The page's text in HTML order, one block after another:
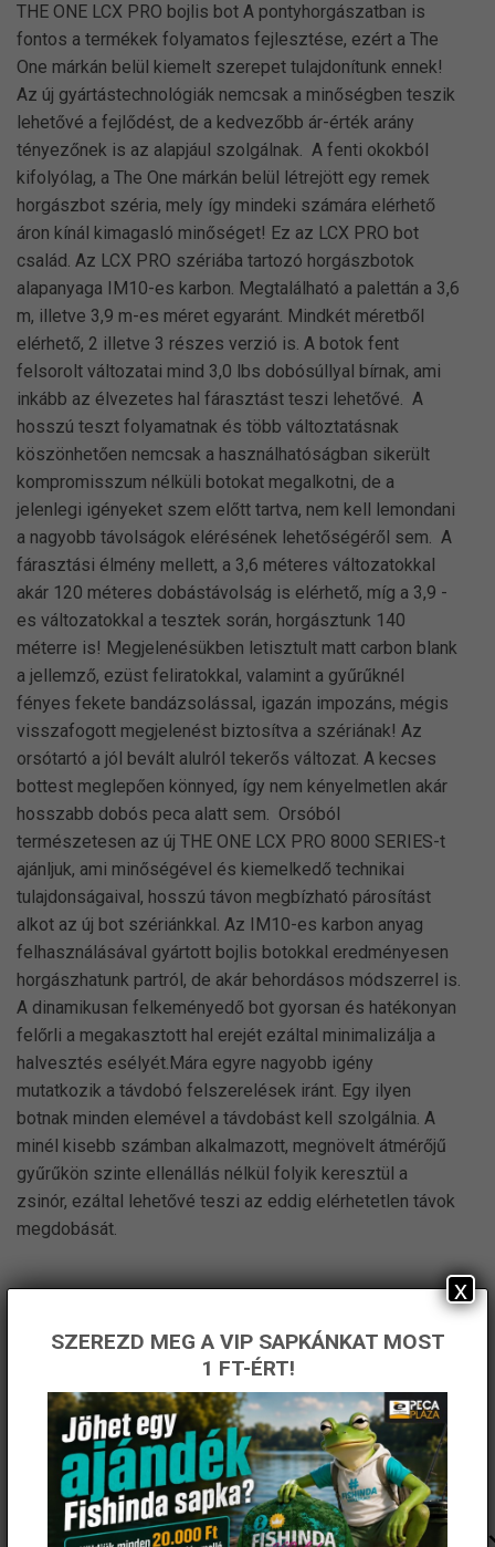
THE ONE LCX PRO bojlis bot A pontyhorgászatban is
fontos a termékek folyamatos fejlesztése, ezért a The
One márkán belül kiemelt szerepet tulajdonítunk ennek!
Az új gyártástechnológiák nemcsak a minőségben teszik
lehetővé a fejlődést, de a kedvezőbb ár-érték arány
tényezőnek is az alapjául szolgálnak. A fenti okokból
kifolyólag, a The One márkán belül létrejött egy remek
horgászbot széria, mely így mindeki számára elérhető
áron kínál kimagasló minőséget! Ez az LCX PRO bot
család. Az LCX PRO szériába tartozó horgászbotok
alapanyaga IM10-es karbon. Megtalálható a palettán a 3,6
m, illetve 3,9 m-es méret egyaránt. Mindkét méretből
elérhető, 2 illetve 3 részes verzió is. A botok fent
felsorolt változatai mind 3,0 lbs dobósúllyal bírnak, ami
inkább az élvezetes hal fárasztást teszi lehetővé. A
hosszú teszt folyamatnak és több változtatásnak
köszönhetően nemcsak a használhatóságban sikerült
kompromisszum nélküli botokat megalkotni, de a
jelenlegi igényeket szem előtt tartva, nem kell lemondani
a nagyobb távolságok elérésének lehetőségéről sem. A
fárasztási élmény mellett, a 3,6 méteres változatokkal
akár 120 méteres dobástávolság is elérhető, míg a 3,9 -
es változatokkal a tesztek során, horgásztunk 140
méterre is! Megjelenésükben letisztult matt carbon blank
a jellemző, ezüst feliratokkal, valamint a gyűrűknél
fényes fekete bandázsolással, igazán impozáns, mégis
visszafogott megjelenést biztosítva a szériának! Az
orsótartó a jól bevált alulról tekerős változat. A kecses
bottest meglepően könnyed, így nem kényelmetlen akár
hosszabb dobós peca alatt sem. Orsóból
természetesen az új THE ONE LCX PRO 8000 SERIES-t
ajánljuk, ami minőségével és kiemelkedő technikai
tulajdonságaival, hosszú távon megbízható párosítást
alkot az új bot szériánkkal. Az IM10-es karbon anyag
felhasználásával gyártott bojlis botokkal eredményesen
horgászhatunk partról, de akár behordásos módszerrel is.
A dinamikusan felkeményedő bot gyorsan és hatékonyan
felőrli a megakasztott hal erejét ezáltal minimalizálja a
halvesztés esélyét.Mára egyre nagyobb igény
mutatkozik a távdobó felszerelések iránt. Egy ilyen
botnak minden elemével a távdobást kell szolgálnia. A
minél kisebb számban alkalmazott, megnövelt átmérőjű
gyűrűkön szinte ellenállás nélkül folyik keresztül a
zsinór, ezáltal lehetővé teszi az eddig elérhetetlen távok
megdobását.
SZEREZD MEG A VIP SAPKÁNKAT MOST
1 FT-ÉRT!
x